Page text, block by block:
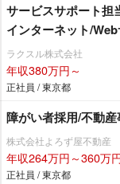
サービスサポート担
インターネット/
ラクスル株式会社
年収380万円～
正社員 / 東京都
障がい者採用/不動
株式会社よろず屋不動産
年収264万円～360万
正社員 / 東京都